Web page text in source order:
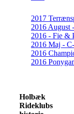
2017
2016 August
2016 - Fie &
2016 Maj -
2016
2016
Holbæk
Rideklubs